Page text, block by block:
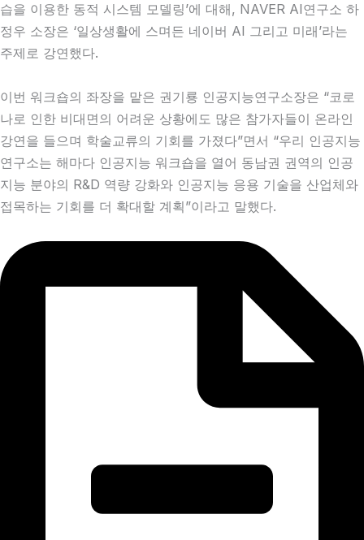
습을 이용한 동적 시스템 모델링’에 대해, NAVER AI연구소 하
정우 소장은 ‘일상생활에 스며든 네이버 AI 그리고 미래’라는
주제로 강연했다.
이번 워크숍의 좌장을 맡은 권기룡 인공지능연구소장은 “코로
나로 인한 비대면의 어려운 상황에도 많은 참가자들이 온라인
강연을 들으며 학술교류의 기회를 가졌다”면서 “우리 인공지능
연구소는 해마다 인공지능 워크숍을 열어 동남권 권역의 인공
지능 분야의 R&D 역량 강화와 인공지능 응용 기술을 산업체와
접목하는 기회를 더 확대할 계획”이라고 말했다.